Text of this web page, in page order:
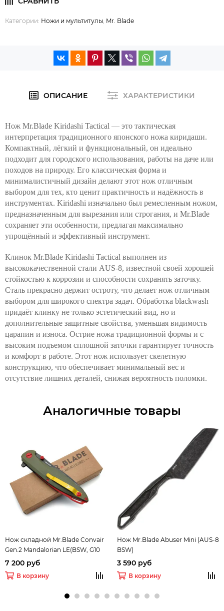
Категории: Ножи и мультитулы Mr. Blade
ОПИСАНИЕ ХАРАКТЕРИСТИКИ
Нож Mr.Blade Kiridashi Tactical — это тактическая
интерпретация традиционного японского ножа киридаши.
Компактный, лёгкий и функциональный, он идеально
подходит для городского использования, работы на даче или
походов на природу. Его классическая форма и
минималистичный дизайн делают этот нож отличным
выбором для тех, кто ценит практичность и надёжность в
инструментах. Kiridashi изначально был ремесленным ножом,
предназначенным для вырезания или строгания, и Mr.Blade
сохраняет эти особенности, предлагая максимально
упрощённый и эффективный инструмент.
Клинок Mr.Blade Kiridashi Tactical выполнен из
высококачественной стали AUS-8, известной своей хорошей
стойкостью к коррозии и способности сохранять заточку.
Сталь прекрасно держит остроту, что делает нож отличным
выбором для широкого спектра задач. Обработка blackwash
придаёт клинку не только эстетический вид, но и
дополнительные защитные свойства, уменьшая видимость
царапин и износа. Острие ножа традиционной формы и с
высоким подъемом сплошной заточки гарантирует точность
и комфорт в работе. Этот нож использует скелетную
конструкцию, что обеспечивает минимальный вес и
отсутствие лишних деталей, снижая вероятность поломки.
Аналогичные товары
Нож складной Mr.Blade Convair
Gen.2 Mandalorian LE(BSW, G10
OD)
7 200 руб
В корзину
Нож Mr.Blade Abuser Mini (AUS-8
BSW)
3 590 руб
В корзину